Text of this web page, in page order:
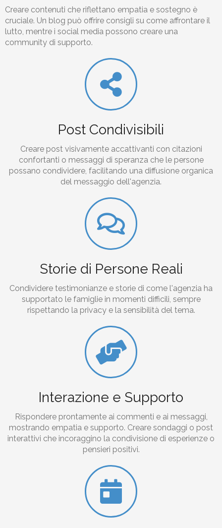
Creare contenuti che riflettano empatia e sostegno è
cruciale. Un blog può offrire consigli su come affrontare il
lutto, mentre i social media possono creare una
community di supporto.
Post Condivisibili
Creare post visivamente accattivanti con citazioni
confortanti o messaggi di speranza che le persone
possano condividere, facilitando una diffusione organica
del messaggio dell'agenzia.
Storie di Persone Reali
Condividere testimonianze e storie di come l'agenzia ha
supportato le famiglie in momenti difficili, sempre
rispettando la privacy e la sensibilità del tema.
Interazione e Supporto
Rispondere prontamente ai commenti e ai messaggi,
mostrando empatia e supporto. Creare sondaggi o post
interattivi che incoraggino la condivisione di esperienze o
pensieri positivi.